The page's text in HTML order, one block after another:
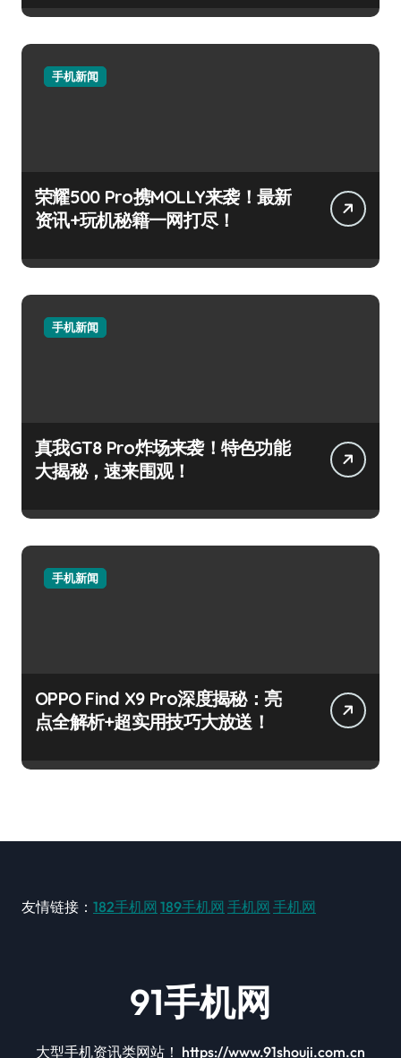
手机新闻
荣耀500 Pro携MOLLY来袭！最新
资讯+玩机秘籍一网打尽！
手机新闻
真我GT8 Pro炸场来袭！特色功能
大揭秘，速来围观！
手机新闻
OPPO Find X9 Pro深度揭秘：亮
点全解析+超实用技巧大放送！
友情链接： 182手机网 189手机网 手机网 手机网
91手机网
大型手机资讯类网站！ https://www.91shouji.com.cn